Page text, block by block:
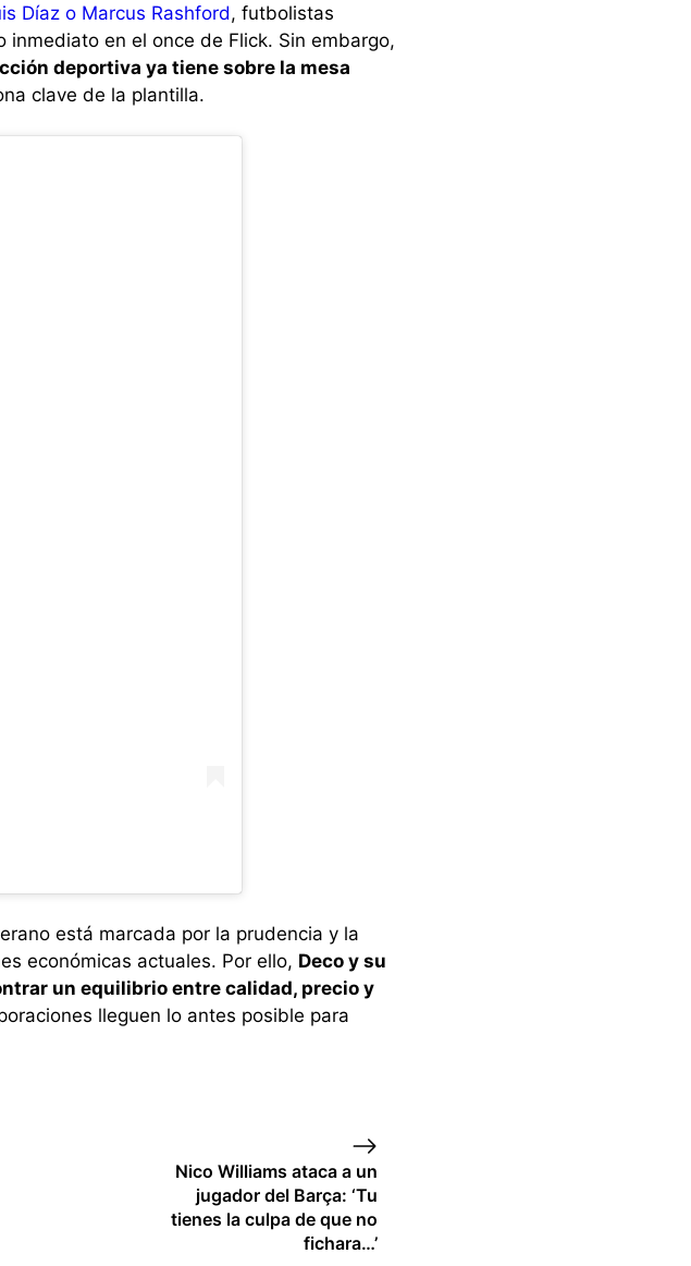
Díaz o Marcus Rashford, futbolistas
en el once de Flick. Sin embargo,
deportiva ya tiene sobre la mesa
clave de la plantilla.
está marcada por la prudencia y la
económicas actuales. Por ello, Deco y su
un equilibrio entre calidad, precio y
lleguen lo antes posible para
Nico Williams ataca a un
jugador del Barça: ‘Tu
tienes la culpa de que no
fichara…’